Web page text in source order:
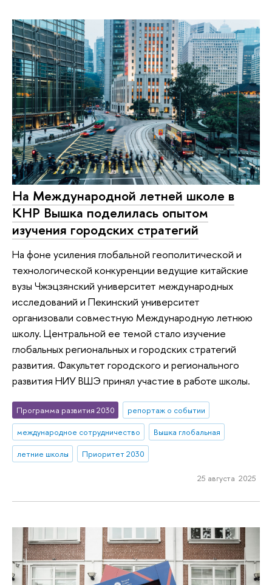
На Международной летней школе в
КНР Вышка поделилась опытом
изучения городских стратегий
На фоне усиления глобальной геополитической и
технологической конкуренции ведущие китайские
вузы Чжэцзянский университет международных
исследований и Пекинский университет
организовали совместную Международную летнюю
школу. Центральной ее темой стало изучение
глобальных региональных и городских стратегий
развития. Факультет городского и регионального
развития НИУ ВШЭ принял участие в работе школы.
Программа развития 2030
репортаж о событии
международное сотрудничество
Вышка глобальная
летние школы
Приоритет 2030
25 августа 2025